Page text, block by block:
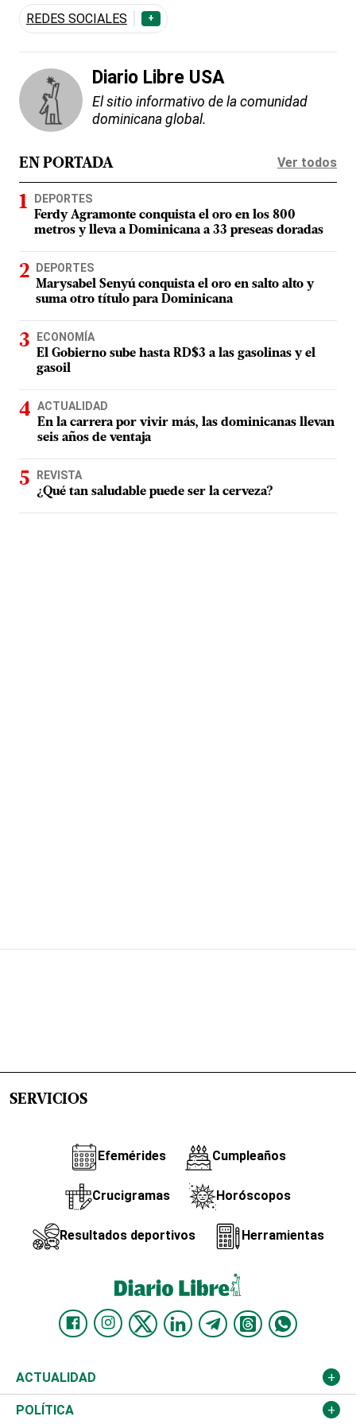
REDES SOCIALES +
Diario Libre USA
El sitio informativo de la comunidad
dominicana global.
EN PORTADA Ver todos
DEPORTES
Ferdy Agramonte conquista el oro en los 800
metros y lleva a Dominicana a 33 preseas doradas
DEPORTES
Marysabel Senyú conquista el oro en salto alto y
suma otro título para Dominicana
ECONOMÍA
El Gobierno sube hasta RD$3 a las gasolinas y el
gasoil
ACTUALIDAD
En la carrera por vivir más, las dominicanas llevan
seis años de ventaja
REVISTA
¿Qué tan saludable puede ser la cerveza?
SERVICIOS
Efemérides Cumpleaños
Crucigramas Horóscopos
Resultados deportivos Herramientas
ACTUALIDAD
Nacional
POLÍTICA